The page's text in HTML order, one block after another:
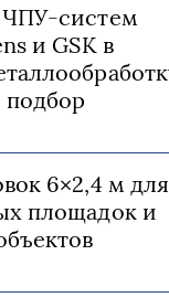
ЧПУ-систем
и GSK в
подбор
6×2,4 м для
площадок и